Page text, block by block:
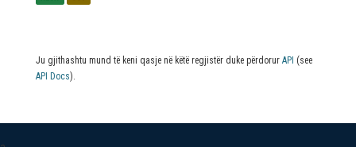
Ju gjithashtu mund të keni qasje në këtë regjistër duke përdorur API (see
API Docs).